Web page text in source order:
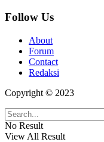
Follow Us
About
Forum
Contact
Redaksi
Copyright © 2023
No Result
View All Result